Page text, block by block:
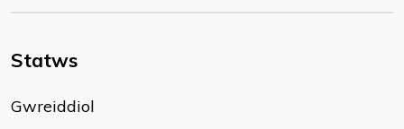
Statws
Gwreiddiol